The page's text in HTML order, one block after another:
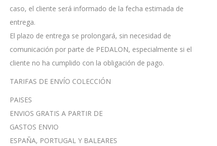
caso, el cliente será informado de la fecha estimada de
entrega.
El plazo de entrega se prolongará, sin necesidad de
comunicación por parte de PEDALON, especialmente si el
cliente no ha cumplido con la obligación de pago.
TARIFAS DE ENVÍO COLECCIÓN
PAISES
ENVIOS GRATIS A PARTIR DE
GASTOS ENVIO
ESPAÑA, PORTUGAL Y BALEARES